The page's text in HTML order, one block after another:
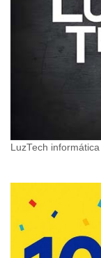
LuzTech informática